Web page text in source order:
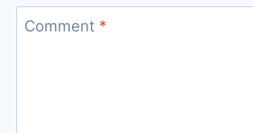
Comment *